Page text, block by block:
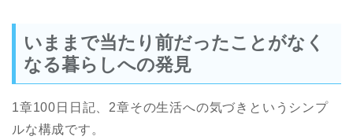
いままで当たり前だったことがなく
なる暮らしへの発見
1章100日日記、2章その生活への気づきというシンプ
ルな構成です。